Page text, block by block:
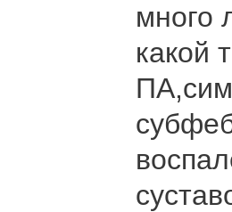
много
какой